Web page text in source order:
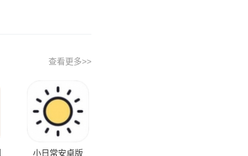
查看更多>>
小日常安卓版